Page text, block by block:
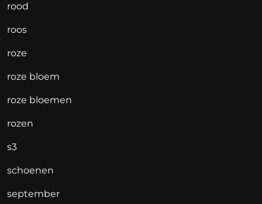
rood
roos
roze
roze bloem
roze bloemen
rozen
s3
schoenen
september